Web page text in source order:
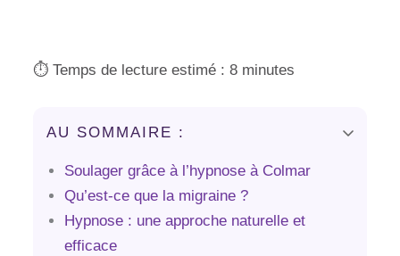
⏱️ Temps de lecture estimé : 8 minutes
AU SOMMAIRE :
Soulager grâce à l’hypnose à Colmar
Qu’est-ce que la migraine ?
Hypnose : une approche naturelle et
efficace